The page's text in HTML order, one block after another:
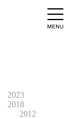
2023
2018
2012